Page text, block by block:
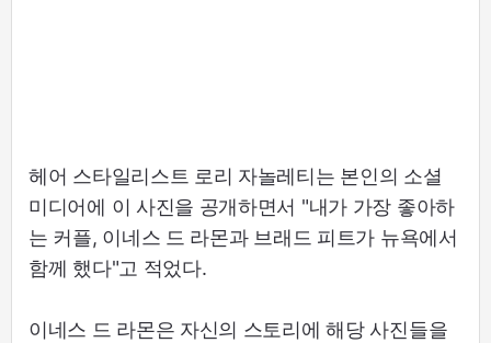
헤어 스타일리스트 로리 자놀레티는 본인의 소셜
미디어에 이 사진을 공개하면서 "내가 가장 좋아하
는 커플, 이네스 드 라몬과 브래드 피트가 뉴욕에서
함께 했다"고 적었다.
이네스 드 라몬은 자신의 스토리에 해당 사진들을